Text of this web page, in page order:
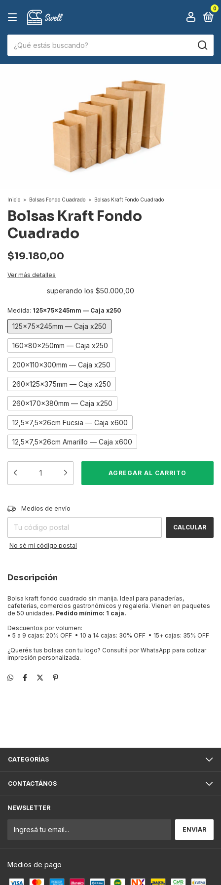
0
Inicio > Bolsas Fondo Cuadrado > Bolsas Kraft Fondo Cuadrado
Bolsas Kraft Fondo
Cuadrado
$19.180,00
Ver más detalles
superando los $50.000,00
Medida: 125x75x245mm — Caja x250
125x75x245mm — Caja x250
160x80x250mm — Caja x250
200x110x300mm — Caja x250
260x125x375mm — Caja x250
260x170x380mm — Caja x250
12,5x7,5x26cm Fucsia — Caja x600
12,5x7,5x26cm Amarillo — Caja x600
Entregas para el CP:
Medios de envío
CALCULAR
No sé mi código postal
Descripción
Bolsa kraft fondo cuadrado sin manija. Ideal para panaderías,
cafeterías, comercios gastronómicos y regalería. Vienen en paquetes
de 50 unidades. Pedido mínimo: 1 caja.
Descuentos por volumen:
• 5 a 9 cajas: 20% OFF • 10 a 14 cajas: 30% OFF • 15+ cajas: 35% OFF
¿Querés tus bolsas con tu logo? Consultá por WhatsApp para cotizar
impresión personalizada.
CATEGORÍAS
CONTACTÁNOS
NEWSLETTER
Medios de pago